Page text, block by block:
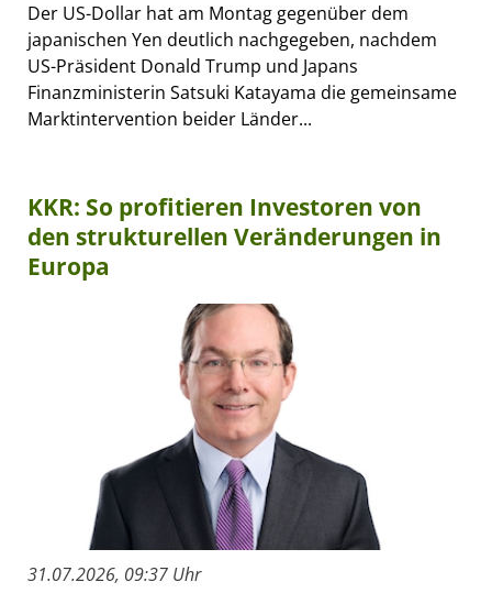
Der US-Dollar hat am Montag gegenüber dem
japanischen Yen deutlich nachgegeben, nachdem
US-Präsident Donald Trump und Japans
Finanzministerin Satsuki Katayama die gemeinsame
Marktintervention beider Länder...
KKR: So profitieren Investoren von
den strukturellen Veränderungen in
Europa
31.07.2026, 09:37 Uhr